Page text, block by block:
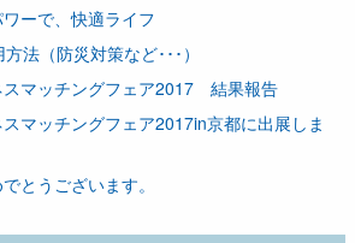
ーで、快適ライフ
法（防災対策など･･･）
スマッチングフェア2017 結果報告
マッチングフェア2017in京都に出展しま
とうございます。